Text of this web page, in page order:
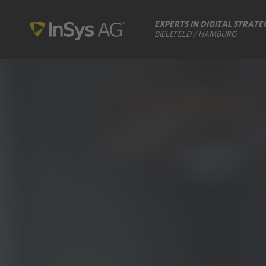
EXPERTS IN DIGITAL
BIELEFELD / HAMBURG